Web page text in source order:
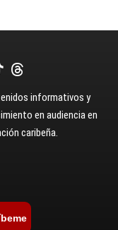
informativos y
en audiencia en
caribeña.